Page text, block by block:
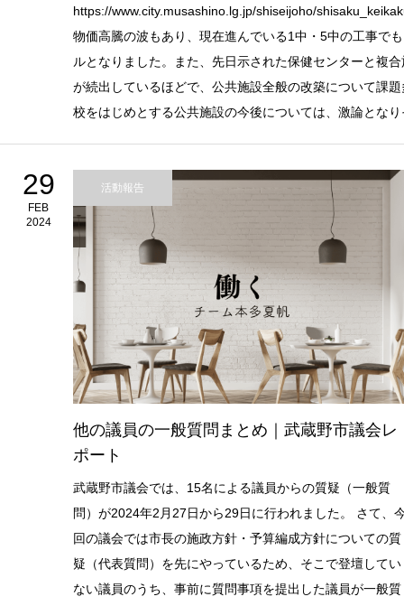
https://www.city.musashino.lg.jp/shiseijoho/
物価高騰の波もあり、現在進んでいる1中・5中の工事で
ルとなりました。また、先日示された保健センターと複
が続出しているほどで、公共施設全般の改築について課
校をはじめとする公共施設の今後については、激論とな
29
FEB
2024
活動報告
他の議員の一般質問まとめ｜武蔵野市議会レ
ポート
武蔵野市議会では、15名による議員からの質疑（一般質
問）が2024年2月27日から29日に行われました。 さて、
回の議会では市長の施政方針・予算編成方針についての質
疑（代表質問）を先にやっているため、そこで登壇してい
ない議員のうち、事前に質問事項を提出した議員が一般質